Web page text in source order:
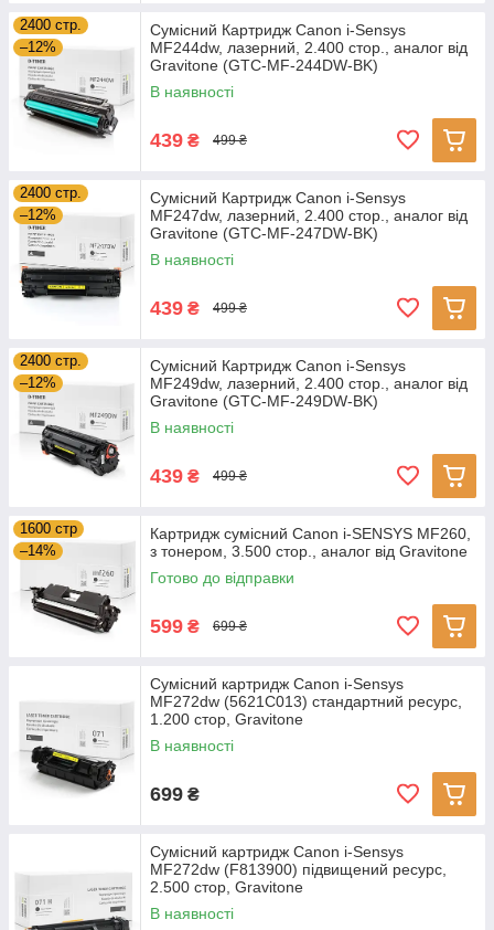
2400 стр.
–12%
Сумісний Картридж Canon i-Sensys
MF244dw, лазерний, 2.400 стор., аналог від
Gravitone (GTC-MF-244DW-BK)
В наявності
439 ₴ 499 ₴
2400 стр.
–12%
Сумісний Картридж Canon i-Sensys
MF247dw, лазерний, 2.400 стор., аналог від
Gravitone (GTC-MF-247DW-BK)
В наявності
439 ₴ 499 ₴
2400 стр.
–12%
Сумісний Картридж Canon i-Sensys
MF249dw, лазерний, 2.400 стор., аналог від
Gravitone (GTC-MF-249DW-BK)
В наявності
439 ₴ 499 ₴
1600 стр
–14%
Картридж сумісний Canon i-SENSYS MF260,
з тонером, 3.500 стор., аналог від Gravitone
Готово до відправки
599 ₴ 699 ₴
Сумісний картридж Canon i-Sensys
MF272dw (5621C013) стандартний ресурс,
1.200 стор, Gravitone
В наявності
699 ₴
Сумісний картридж Canon i-Sensys
MF272dw (F813900) підвищений ресурс,
2.500 стор, Gravitone
В наявності